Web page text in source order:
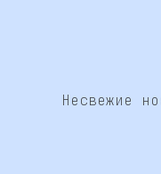
Несвежие